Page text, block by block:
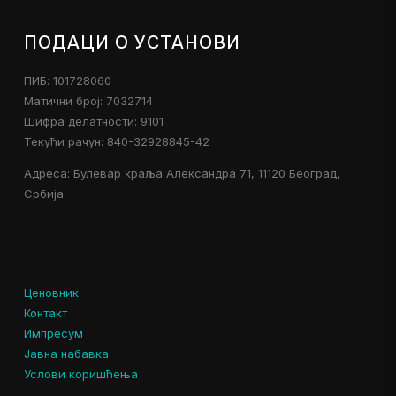
ПОДАЦИ О УСТАНОВИ
ПИБ: 101728060
Матични број: 7032714
Шифра делатности: 9101
Текући рачун: 840-32928845-42
Адреса: Булевар краља Александра 71, 11120 Београд,
Србија
Ценовник
Контакт
Импресум
Јавна набавка
Услови коришћења